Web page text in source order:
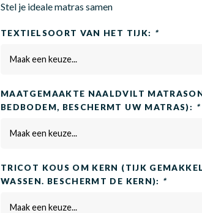
Stel je ideale matras samen
TEXTIELSOORT VAN HET TIJK: *
Maak een keuze...
MAATGEMAAKTE NAALDVILT
BEDBODEM, BESCHERMT UW MATRAS): *
Maak een keuze...
TRICOT KOUS OM KERN (TIJK
WASSEN. BESCHERMT DE KERN): *
Maak een keuze...